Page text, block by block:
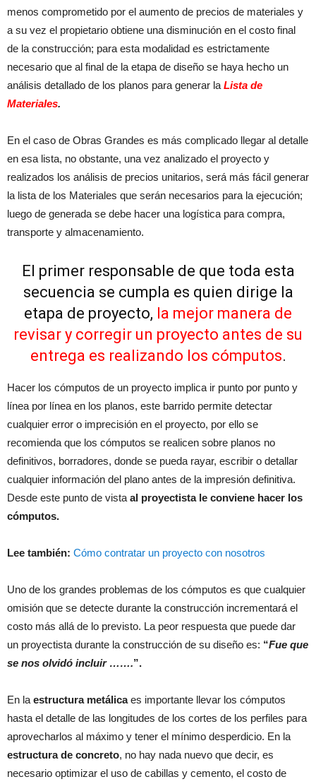
menos comprometido por el aumento de precios de materiales y
a su vez el propietario obtiene una disminución en el costo final
de la construcción; para esta modalidad es estrictamente
necesario que al final de la etapa de diseño se haya hecho un
análisis detallado de los planos para generar la Lista de
Materiales.
En el caso de Obras Grandes es más complicado llegar al detalle
en esa lista, no obstante, una vez analizado el proyecto y
realizados los análisis de precios unitarios, será más fácil generar
la lista de los Materiales que serán necesarios para la ejecución;
luego de generada se debe hacer una logística para compra,
transporte y almacenamiento.
El primer responsable de que toda esta
secuencia se cumpla es quien dirige la
etapa de proyecto, la mejor manera de
revisar y corregir un proyecto antes de su
entrega es realizando los cómputos.
Hacer los cómputos de un proyecto implica ir punto por punto y
línea por línea en los planos, este barrido permite detectar
cualquier error o imprecisión en el proyecto, por ello se
recomienda que los cómputos se realicen sobre planos no
definitivos, borradores, donde se pueda rayar, escribir o detallar
cualquier información del plano antes de la impresión definitiva.
Desde este punto de vista al proyectista le conviene hacer los
cómputos.
Lee también: Cómo contratar un proyecto con nosotros
Uno de los grandes problemas de los cómputos es que cualquier
omisión que se detecte durante la construcción incrementará el
costo más allá de lo previsto. La peor respuesta que puede dar
un proyectista durante la construcción de su diseño es: “Fue que
se nos olvidó incluir …….”.
En la estructura metálicaes importante llevar los cómputos
hasta el detalle de las longitudes de los cortes de los perfiles para
aprovecharlos al máximo y tener el mínimo desperdicio. En la
estructura de concreto, no hay nada nuevo que decir, es
necesario optimizar el uso de cabillas y cemento, el costo de